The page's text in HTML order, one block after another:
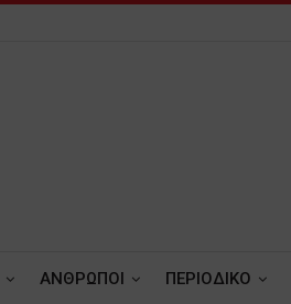
ΑΝΘΡΩΠΟΙ ΠΕΡΙΟΔΙΚΟ